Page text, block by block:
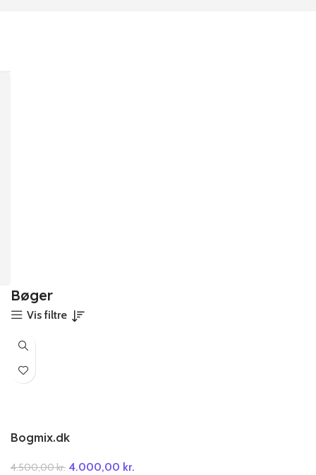
Bøger
Vis filtre
-11%
Bogmix.dk
4.500,00kr. 4.000,00 kr.